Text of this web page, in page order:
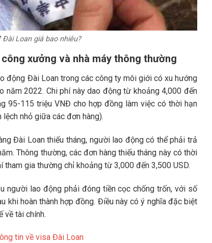
Loan giá bao nhiêu?
xưởng và nhà máy thông thường
động Đài Loan trong các công ty môi giới có xu hướng
2022. Chi phí này dao động từ khoảng 4,000 đến
95-115 triệu VNĐ cho hợp đồng làm việc có thời hạn
nhỏ giữa các đơn hàng).
Đài Loan thiếu tháng, người lao động có thể phải trả
Thông thường, các đơn hàng thiếu tháng này có thời
gia thường chỉ khoảng từ 3,000 đến 3,500 USD.
người lao động phải đóng tiền cọc chống trốn, với số
khi hoàn thành hợp đồng. Điều này có ý nghĩa đặc biệt
về tài chính.
tin về visa Đài Loan